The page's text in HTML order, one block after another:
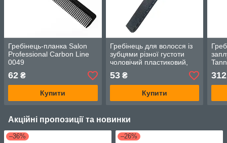
Гребінець-планка Salon
Professional Carbon Line
0049
62 ₴
Купити
Гребінець для волосся із
зубцями різної густоти
чоловічий пластиковий,
чорний
53₴
Купити
312
Акційні пропозиції та новинки
–36% –26%